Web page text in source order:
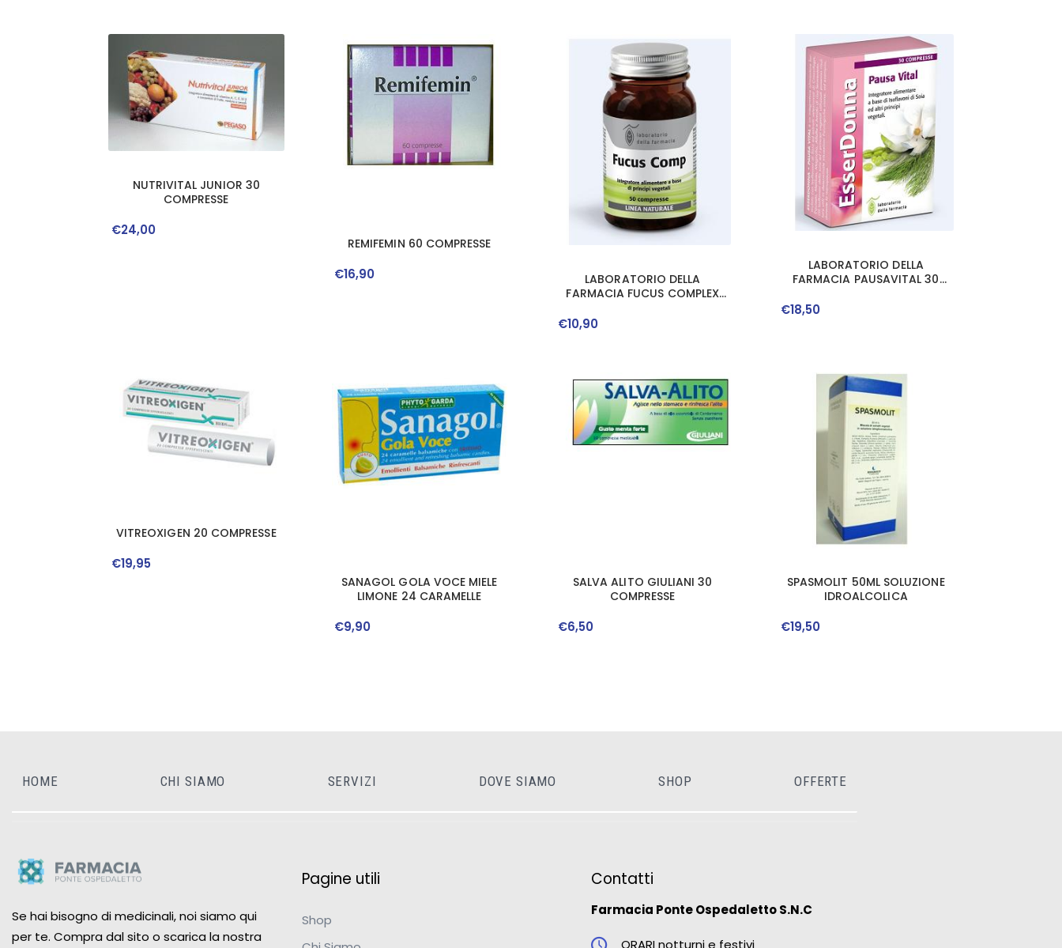
NUTRIVITAL JUNIOR 30
COMPRESSE
€24,00
REMIFEMIN 60 COMPRESSE
€16,90
LABORATORIO DELLA
FARMACIA FUCUS COMPLEX
€10,90
LABORATORIO DELLA
FARMACIA PAUSAVITAL 30
€18,50
VITREOXIGEN 20 COMPRESSE
€19,95
SANAGOL GOLA VOCE MIELE
LIMONE 24 CARAMELLE
€9,90
SALVA ALITO GIULIANI 30
COMPRESSE
€6,50
SPASMOLIT 50ML SOLUZIONE
IDROALCOLICA
€19,50
HOME CHI SIAMO SERVIZI DOVE SIAMO SHOP OFFERTE
Se hai bisogno di medicinali, noi siamo qui
per te. Compra dal sito o scarica la nostra
Pagine utili
Shop
Contatti
Farmacia Ponte Ospedaletto S.N.C
ORARI notturni e festivi